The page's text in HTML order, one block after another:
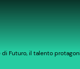
di Futuro, il talento